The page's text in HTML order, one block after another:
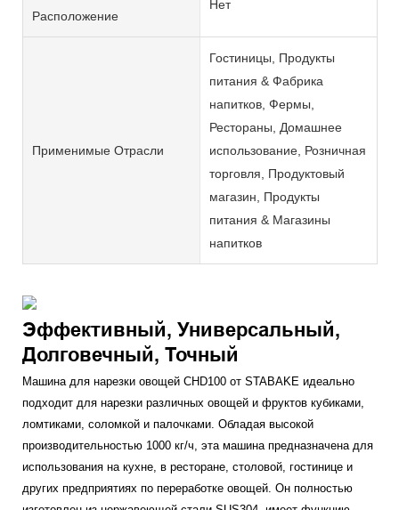
Расположение
Нет
Применимые Отрасли
Гостиницы, Продукты
питания & Фабрика
напитков, Фермы,
Рестораны, Домашнее
использование, Розничная
торговля, Продуктовый
магазин, Продукты
питания & Магазины
напитков
Эффективный, Универсальный,
Долговечный, Точный
Машина для нарезки овощей CHD100 от STABAKE идеально
подходит для нарезки различных овощей и фруктов кубиками,
ломтиками, соломкой и палочками. Обладая высокой
производительностью 1000 кг/ч, эта машина предназначена для
использования на кухне, в ресторане, столовой, гостинице и
других предприятиях по переработке овощей. Он полностью